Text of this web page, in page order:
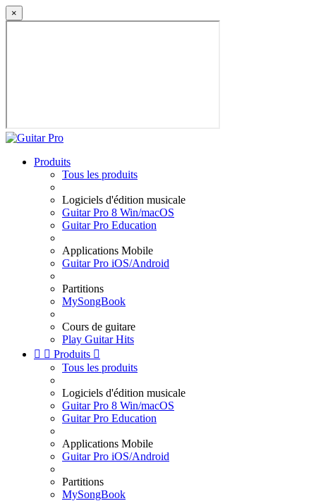
×
Produits
Tous les produits
Logiciels d'édition musicale
Guitar Pro 8 Win/macOS
Guitar Pro Education
Applications Mobile
Guitar Pro iOS/Android
Partitions
MySongBook
Cours de guitare
Play Guitar Hits
  Produits 
Tous les produits
Logiciels d'édition musicale
Guitar Pro 8 Win/macOS
Guitar Pro Education
Applications Mobile
Guitar Pro iOS/Android
Partitions
MySongBook